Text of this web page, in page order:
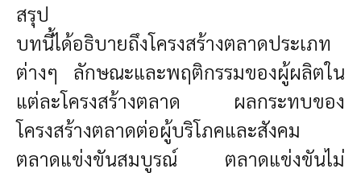
สรุป
บทนี้ได้อธิบายถึงโครงสร้างตลาดประเภท
ต่างๆ ลักษณะและพฤติกรรมของผู้ผลิตใน
แต่ละโครงสร้างตลาด ผลกระทบของ
โครงสร้างตลาดต่อผู้บริโภคและสังคม
ตลาดแข่งขันสมบูรณ์ ตลาดแข่งขันไม่